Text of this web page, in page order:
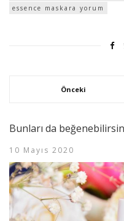
essence maskara yorum
Önceki
Bunları da
10 Mayıs 2020